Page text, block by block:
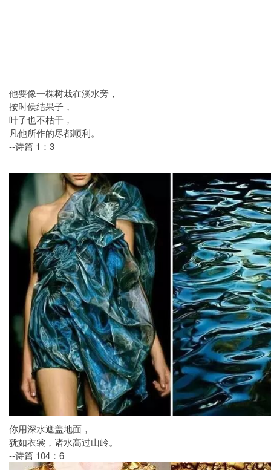
他要像一棵树栽在溪水旁，
按时侯结果子，
叶子也不枯干，
凡他所作的尽都顺利。
--诗篇 1：3
你用深水遮盖地面，
犹如衣裳，诸水高过山岭。
--诗篇 104：6